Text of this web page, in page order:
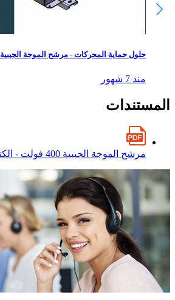
حلول حماية المحركات - مرشح الموجة الجيبية
منذ 7 شهور
المستندات
مرشح الموجة الجيبية 400 فولت - الكتالوج